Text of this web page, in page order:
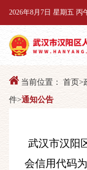
2026年8月7日 星期五 丙
当前位置： 首页>
件>通知公告
武汉市汉阳
会信用代码